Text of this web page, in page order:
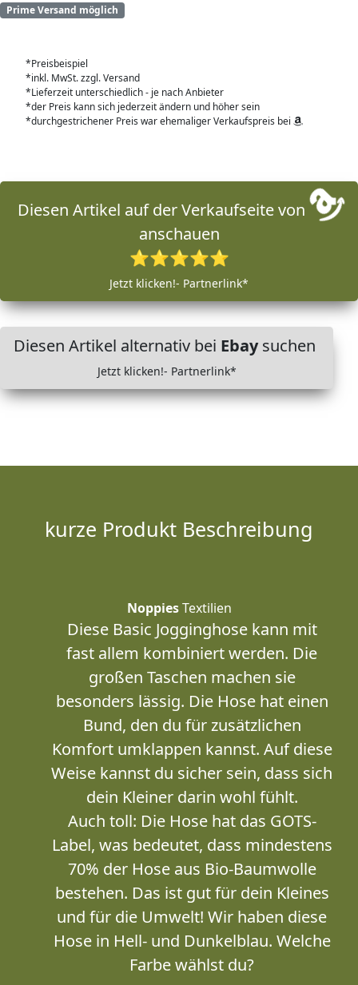
Prime Versand möglich
*Preisbeispiel
*inkl. MwSt. zzgl. Versand
*Lieferzeit unterschiedlich - je nach Anbieter
*der Preis kann sich jederzeit ändern und höher sein
*durchgestrichener Preis war ehemaliger Verkaufspreis bei
Diesen Artikel auf der Verkaufseite von
anschauen
⭐⭐⭐⭐⭐
Jetzt klicken!- Partnerlink*
Diesen Artikel alternativ bei Ebaysuchen
Jetzt klicken!- Partnerlink*
kurze Produkt Beschreibung
NoppiesTextilien
Diese Basic Jogginghose kann mit
fast allem kombiniert werden. Die
großen Taschen machen sie
besonders lässig. Die Hose hat einen
Bund, den du für zusätzlichen
Komfort umklappen kannst. Auf diese
Weise kannst du sicher sein, dass sich
dein Kleiner darin wohl fühlt.
Auch toll: Die Hose hat das GOTS-
Label, was bedeutet, dass mindestens
70% der Hose aus Bio-Baumwolle
bestehen. Das ist gut für dein Kleines
und für die Umwelt! Wir haben diese
Hose in Hell- und Dunkelblau. Welche
Farbe wählst du?